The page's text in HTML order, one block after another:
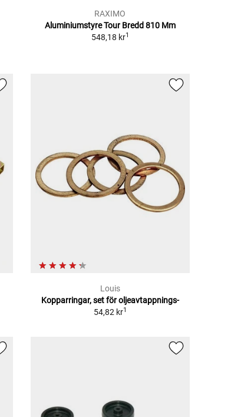
RAXIMO
Aluminiumstyre Tour Bredd 810 Mm
548,18 kr1
Louis
Kopparringar, set för oljeavtappnings-
54,82 kr1